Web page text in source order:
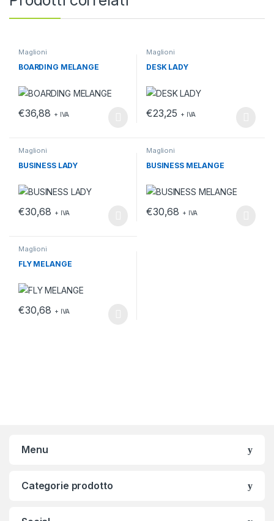
Maglioni
BOARDING MELANGE
€36,88 + IVA
Maglioni
DESK LADY
€23,25 + IVA
Maglioni
BUSINESS LADY
€30,68 + IVA
Maglioni
BUSINESS MELANGE
€30,68 + IVA
Maglioni
FLY MELANGE
€30,68 + IVA
Menu
Categorie prodotto